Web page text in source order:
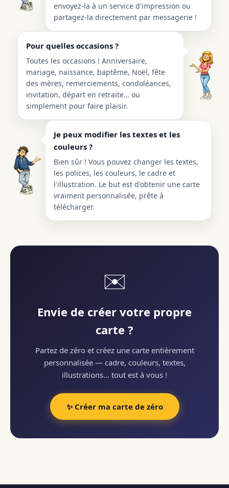
envoyez-la à un service d'impression ou
partagez-la directement par messagerie !
Pour quelles occasions ?
Toutes les occasions ! Anniversaire,
mariage, naissance, baptême, Noël, fête
des mères, remerciements, condoléances,
invitation, départ en retraite… ou
simplement pour faire plaisir.
Je peux modifier les textes et les
couleurs ?
Bien sûr ! Vous pouvez changer les textes,
les polices, les couleurs, le cadre et
l'illustration. Le but est d'obtenir une carte
vraiment personnalisée, prête à
télécharger.
✉️
Envie de créer votre propre
carte ?
Partez de zéro et créez une carte entièrement
personnalisée — cadre, couleurs, textes,
illustrations… tout est à vous !
✨ Créer ma carte de zéro